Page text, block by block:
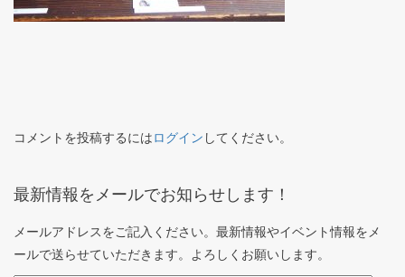
コメントを投稿するにはログイン してください。
最新情報をメールでお知らせします！
メールアドレスをご記入ください。最新情報やイベント情報をメ
ールで送らせていただきます。よろしくお願いします。